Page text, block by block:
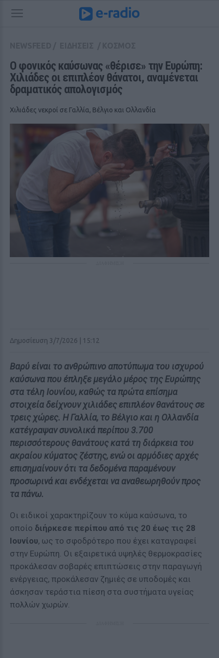
Ο φονικός καύσωνας «θέρισε» την Ευρώπη:
Χιλιάδες οι επιπλέον θάνατοι, αναμένεται
δραματικός απολογισμός
Χιλιάδες νεκροί σε Γαλλία, Βέλγιο και Ολλανδία
Δημοσίευση 3/7/2026 | 15:12
Βαρύ είναι το ανθρώπινο αποτύπωμα του ισχυρού
καύσωνα που έπληξε μεγάλο μέρος της Ευρώπης
στα τέλη Ιουνίου, καθώς τα πρώτα επίσημα
στοιχεία δείχνουν χιλιάδες επιπλέον θανάτους σε
τρεις χώρες. Η Γαλλία, το Βέλγιο και η Ολλανδία
κατέγραψαν συνολικά περίπου 3.700
περισσότερους θανάτους κατά τη διάρκεια του
ακραίου κύματος ζέστης, ενώ οι αρμόδιες αρχές
επισημαίνουν ότι τα δεδομένα παραμένουν
προσωρινά και ενδέχεται να αναθεωρηθούν προς
τα πάνω.
Οι ειδικοί χαρακτηρίζουν το κύμα καύσωνα, το
οποίο διήρκεσε περίπου από τις 20 έως τις 28
Ιουνίου, ως το σφοδρότερο που έχει καταγραφεί
στην Ευρώπη. Οι εξαιρετικά υψηλές θερμοκρασίες
προκάλεσαν σοβαρές επιπτώσεις στην παραγωγή
ενέργειας, προκάλεσαν ζημιές σε υποδομές και
άσκησαν τεράστια πίεση στα συστήματα υγείας
πολλών χωρών.